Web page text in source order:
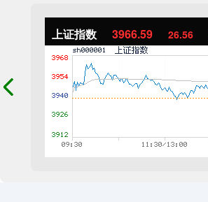
上证指数 3966.59 26.56